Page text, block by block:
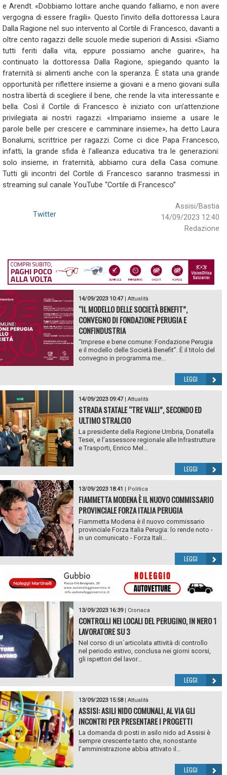
e Arendt. «Dobbiamo lottare anche quando falliamo, e non avere
vergogna di essere fragili». Questo l’invito della dottoressa Laura
Dalla Ragione nel suo intervento al Cortile di Francesco, davanti a
oltre cento ragazzi delle scuole medie superiori di Assisi. «Siamo
tutti feriti dalla vita, eppure possiamo anche guarire», ha
continuato la dottoressa Dalla Ragione, spiegando quanto la
fraternità si alimenti anche con la speranza. È stata una grande
opportunità per riflettere insieme a giovani e a meno giovani sulla
nostra libertà di scegliere il bene, che rende la vita interessante e
bella. Così il Cortile di Francesco è iniziato con un’attenzione
privilegiata ai nostri ragazzi. «Impariamo insieme a usare le
parole belle per crescere e camminare insieme», ha detto Laura
Bonalumi, scrittrice per ragazzi. Come ci dice Papa Francesco,
infatti, la grande sfida è l’alleanza educativa tra le generazioni:
solo insieme, in fraternità, abbiamo cura della Casa comune.
Tutti gli incontri del Cortile di Francesco saranno trasmessi in
streaming sul canale YouTube “Cortile di Francesco”
Assisi/Bastia
14/09/2023 12:40
Redazione
Twitter
14/09/2023 10:47| Attualità
“IL MODELLO DELLE SOCIETÀ BENEFIT”,
CONVEGNO DI FONDAZIONE PERUGIA E
CONFINDUSTRIA
“Imprese e bene comune: Fondazione Perugia
e il modello delle Società Benefit”. È il titolo del
convegno in programma me...
LEGGI
14/09/2023 09:47| Attualità
STRADA STATALE “TRE VALLI”, SECONDO ED
ULTIMO STRALCIO
La presidente della Regione Umbria, Donatella
Tesei, e l’assessore regionale alle Infrastrutture
e Trasporti, Enrico Mel...
LEGGI
13/09/2023 18:41 Politica
FIAMMETTA MODENA È IL NUOVO COMMISSARIO
PROVINCIALE FORZA ITALIA PERUGIA
Fiammetta Modena è il nuovo commissario
provinciale Forza Italia Perugia: lo rende noto -
in un comunicato - Forza Itali...
LEGGI
13/09/2023 16:39| Cronaca
CONTROLLI NEI LOCALI DEL PERUGINO, IN NERO 1
LAVORATORE SU 3
Nel corso di un`articolata attività di controllo
nel periodo estivo, conclusa nei giorni scorsi,
gli ispettori del lavor...
LEGGI
13/09/2023 15:58| Attualità
ASSISI: ASILI NIDO COMUNALI, AL VIA GLI
INCONTRI PER PRESENTARE I PROGETTI
La domanda di posti in asilo nido ad Assisi è
sempre crescente tanto che, nonostante
l’amministrazione abbia attivato il...
LEGGI